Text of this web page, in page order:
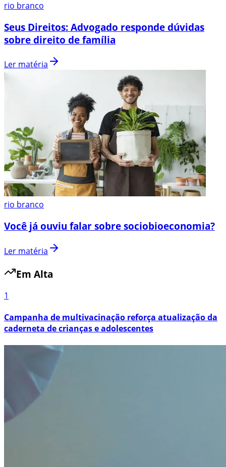
rio branco
Seus Direitos: Advogado responde dúvidas
sobre direito de família
Ler matéria
rio branco
Você já ouviu falar sobre sociobioeconomia?
Ler matéria
Em Alta
1
Campanha de multivacinação reforça atualização da
caderneta de crianças e adolescentes